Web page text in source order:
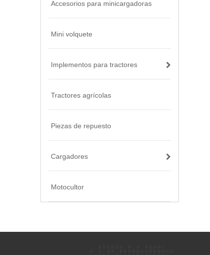
Accesorios para minicargadoras
Mini volquete
Implementos para tractores
Tractores agrícolas
Piezas de repuesto
Cargadores
Motocultor